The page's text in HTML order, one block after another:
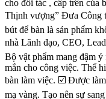
cho đối tác , cấp trên của
Thịnh vượng” Đưa Công
bút để bàn là sản phẩm
nhà Lãnh đạo, CEO,
Bộ vật phẩm mang đậm
mắn cho công việc. Thể
bàn làm việc. ☑️ Được
mạ vàng. Tạo nên sự